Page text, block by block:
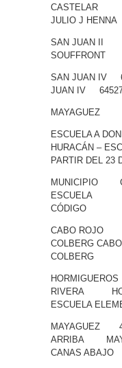
CASTELAR
JULIO J HENNA
SAN JUAN II
SOUFFRONT
SAN JUAN IV
JUAN IV 64527
MAYAGUEZ
ESCUELA A
HURACÁN –
PARTIR DEL 23
ESCUELA
CÓDIGO
CABO ROJO
COLBERG
COLBERG
RIVERA
ESCUELA
MAYAGUEZ
ARRIBA
CANAS ABAJO